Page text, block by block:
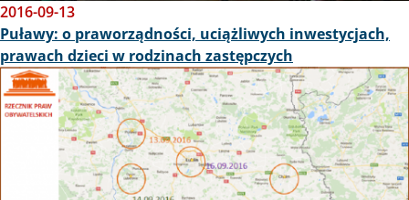
2016-09-13
Puławy: o praworządności, uciążliwych inwestycjach,
prawach dzieci w rodzinach zastępczych
Obraz